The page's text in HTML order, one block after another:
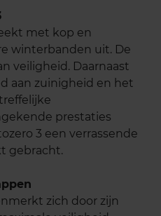
met kop en
winterbanden uit. De
veiligheid. Daarnaast
aan zuinigheid en het
prestaties
3 een verrassende
gebracht.
zich door zijn